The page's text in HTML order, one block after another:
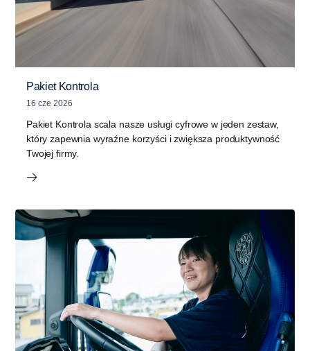
Pakiet Kontrola
16 cze 2026
Pakiet Kontrola scala nasze usługi cyfrowe w jeden zestaw,
który zapewnia wyraźne korzyści i zwiększa produktywność
Twojej firmy.